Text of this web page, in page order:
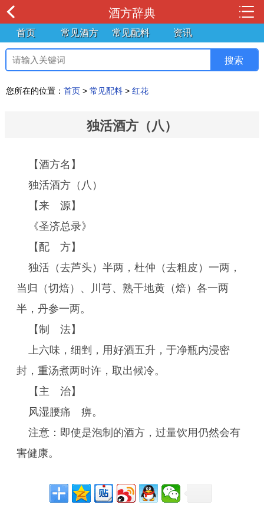
酒方辞典
首页 常见酒方 常见配料 资讯
您所在的位置： 首页 > 常见配料 > 红花
独活酒方（八）
【酒方名】
独活酒方（八）
【来 源】
《圣济总录》
【配 方】
独活（去芦头）半两，杜仲（去粗皮）一两，
当归（切焙）、川芎、熟干地黄（焙）各一两
半，丹参一两。
【制 法】
上六味，细剉，用好酒五升，于净瓶内浸密
封，重汤煮两时许，取出候冷。
【主 治】
风湿腰痛 痹。
注意：即使是泡制的酒方，过量饮用仍然会有
害健康。